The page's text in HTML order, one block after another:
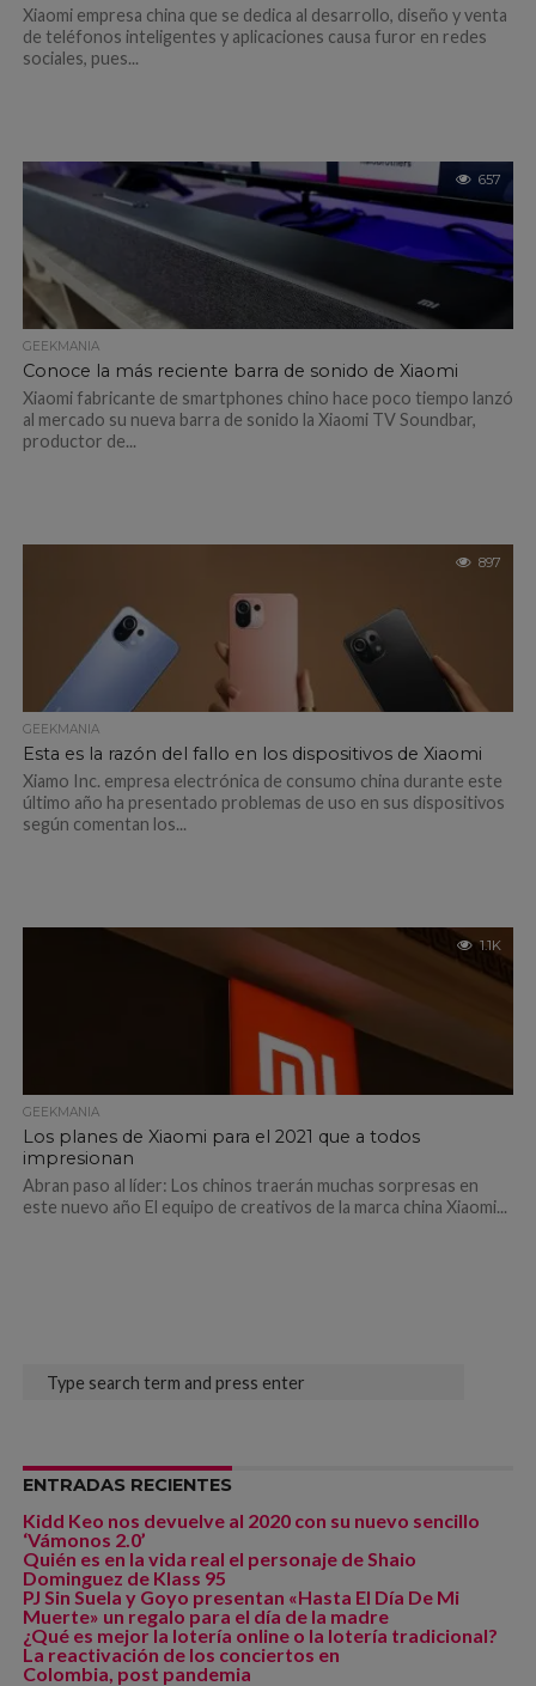
Xiaomi empresa china que se dedica al desarrollo, diseño y venta
de teléfonos inteligentes y aplicaciones causa furor en redes
sociales, pues...
657
GEEKMANIA
Conoce la más reciente barra de sonido de Xiaomi
Xiaomi fabricante de smartphones chino hace poco tiempo lanzó
al mercado su nueva barra de sonido la Xiaomi TV Soundbar,
productor de...
897
GEEKMANIA
Esta es la razón del fallo en los dispositivos de Xiaomi
Xiamo Inc. empresa electrónica de consumo china durante este
último año ha presentado problemas de uso en sus dispositivos
según comentan los...
1.1K
GEEKMANIA
Los planes de Xiaomi para el 2021 que a todos
impresionan
Abran paso al líder: Los chinos traerán muchas sorpresas en
este nuevo año El equipo de creativos de la marca china Xiaomi...
ENTRADAS RECIENTES
Kidd Keo nos devuelve al 2020 con su nuevo sencillo
‘Vámonos 2.0’
Quién es en la vida real el personaje de Shaio
Dominguez de Klass 95
PJ Sin Suela y Goyo presentan «Hasta El Día De Mi
Muerte» un regalo para el día de la madre
¿Qué es mejor la lotería online o la lotería tradicional?
La reactivación de los conciertos en
Colombia, post pandemia